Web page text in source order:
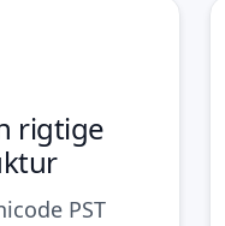
rigtige
PST